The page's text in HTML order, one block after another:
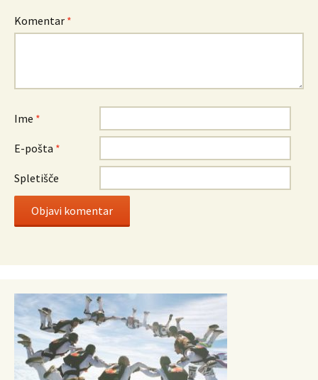
Komentar *
Ime *
E-pošta *
Spletišče